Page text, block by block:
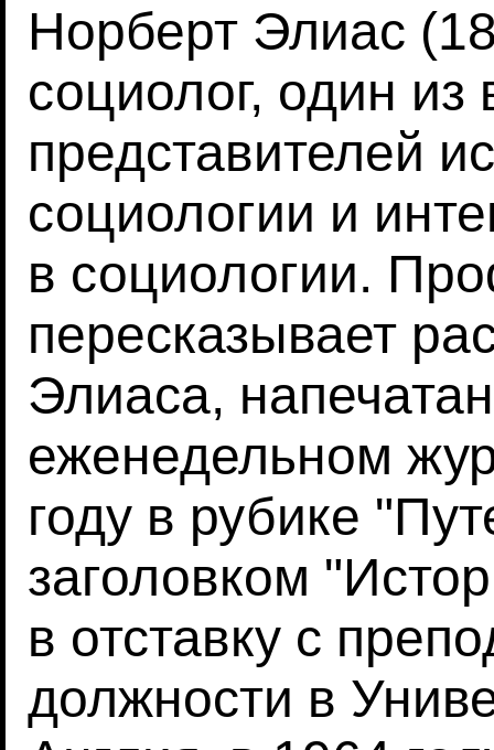
Норберт Элиас
социолог, один из
представителей
социологии и
в социологии.
пересказывает
Элиаса,
еженедельном
году в рубике
заголовком
в отставку с
должности в